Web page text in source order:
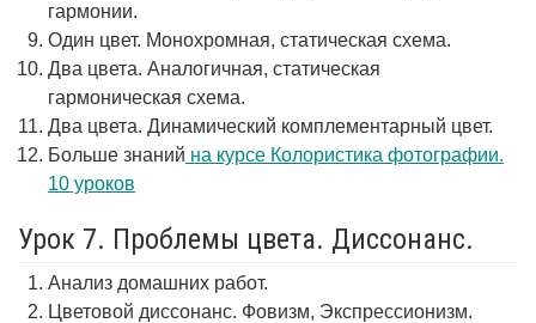
гармонии.
Один цвет. Монохромная, статическая схема.
Два цвета. Аналогичная, статическая
гармоническая схема.
Два цвета. Динамический комплементарный цвет.
Больше знаний на курсе Колористика фотографии.
10 уроков
Урок 7. Проблемы цвета. Диссонанс.
Анализ домашних работ.
Цветовой диссонанс. Фовизм, Экспрессионизм.